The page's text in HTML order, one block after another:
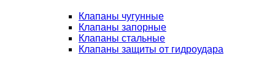
Клапаны чугунные
Клапаны запорные
Клапаны стальные
Клапаны защиты от гидроудара